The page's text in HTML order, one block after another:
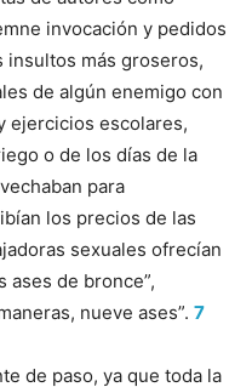
invocación y pedidos
insultos más groseros,
de algún enemigo con
ejercicios escolares,
o de los días de la
para
los precios de las
sexuales ofrecían
ases de bronce”,
nueve ases”. 7
de paso, ya que toda la